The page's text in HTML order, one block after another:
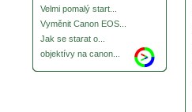
Velmi pomalý start...
Vyměnit Canon EOS...
Jak se starat o...
objektívy na canon...